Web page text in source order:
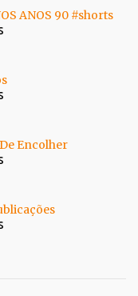
ANOS 90 #shorts
Encolher